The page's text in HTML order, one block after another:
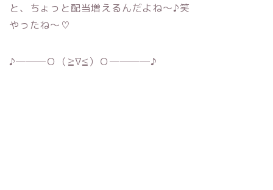
と、ちょっと配当増えるんだよね〜♪笑
やったね〜♡
♪───Ｏ（≧∇≦）Ｏ────♪